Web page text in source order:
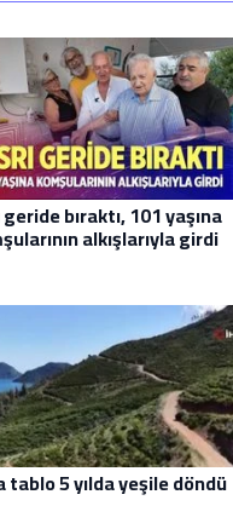
geride bıraktı, 101 yaşına
alkışlarıyla girdi
tablo 5 yılda yeşile döndü